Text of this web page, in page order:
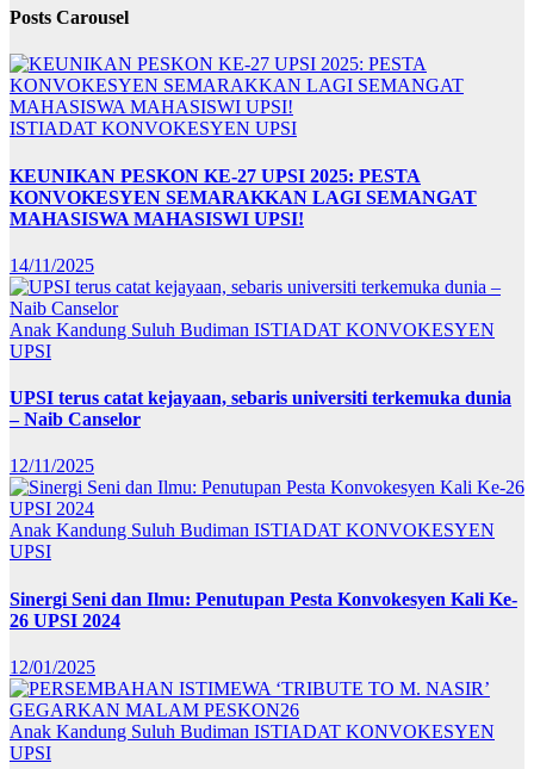
Posts Carousel
ISTIADAT KONVOKESYEN UPSI
KEUNIKAN PESKON KE-27 UPSI 2025: PESTA
KONVOKESYEN SEMARAKKAN LAGI SEMANGAT
MAHASISWA MAHASISWI UPSI!
14/11/2025
Anak Kandung Suluh Budiman ISTIADAT KONVOKESYEN
UPSI
UPSI terus catat kejayaan, sebaris universiti terkemuka dunia
– Naib Canselor
12/11/2025
Anak Kandung Suluh Budiman ISTIADAT KONVOKESYEN
UPSI
Sinergi Seni dan Ilmu: Penutupan Pesta Konvokesyen Kali Ke-
26 UPSI 2024
12/01/2025
Anak Kandung Suluh Budiman ISTIADAT KONVOKESYEN
UPSI